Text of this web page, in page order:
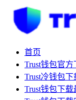
首页
Trust钱包官方
Trust冷钱包下
Trust钱包下载